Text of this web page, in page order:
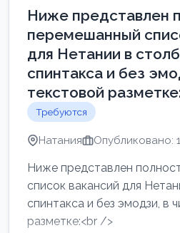
Ниже представлен
перемешанный
для Нетании в
спинтакса и без
текстовой
Требуются
Натания Опубликовано:
Ниже представлен
список вакансий для
спинтакса и без эмодзи, в
разметке:<br />